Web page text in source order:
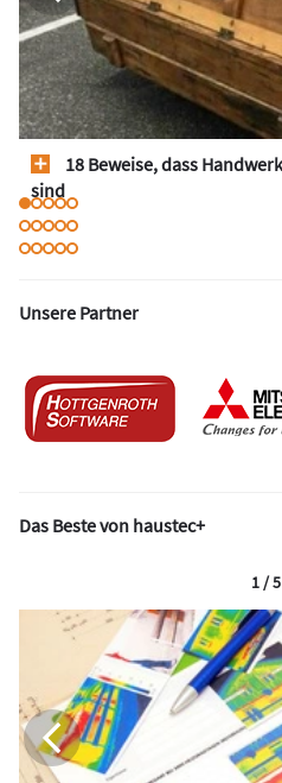
18 Beweise, dass
sind
Unsere Partner
Das Beste von haustec+
1 / 5